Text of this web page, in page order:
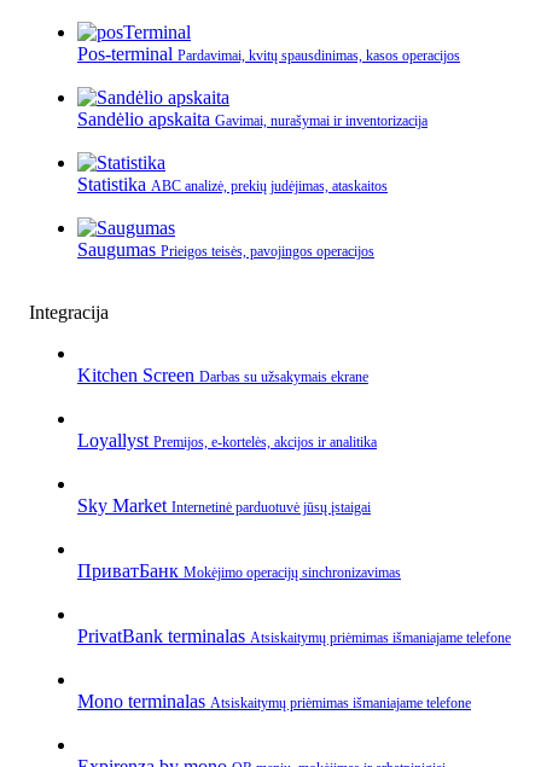
Pos-terminal Pardavimai, kvitų spausdinimas, kasos operacijos
Sandėlio apskaita Gavimai, nurašymai ir inventorizacija
Statistika ABC analizė, prekių judėjimas, ataskaitos
Saugumas Prieigos teisės, pavojingos operacijos
Integracija
Kitchen Screen Darbas su užsakymais ekrane
Loyallyst Premijos, e‑kortelės, akcijos ir analitika
Sky Market Internetinė parduotuvė jūsų įstaigai
ПриватБанк Mokėjimo operacijų sinchronizavimas
PrivatBank terminalas Atsiskaitymų priėmimas išmaniajame telefone
Mono terminalas Atsiskaitymų priėmimas išmaniajame telefone